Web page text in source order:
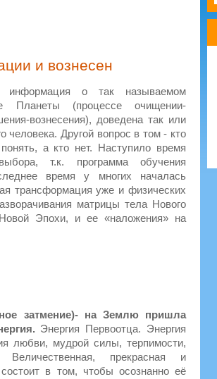
и вознесен
о так называемом
Планеты (процессе очищении-
вознесения), доведена так или
человека. Другой вопрос в том - кто
а кто нет. Наступило время
т.к. программа обучения
время у многих началась
трансформация уже и физических
матрицы тела Нового
Эпохи, и ее «наложения» на
затмение)- на Землю пришла
Энергия Первоотца. Энергия
любви, мудрой силы, терпимости,
прекрасная и
в том, чтобы осознанно её